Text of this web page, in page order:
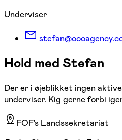
Underviser
Hold med Stefan
Der er i øjeblikket ingen
underviser. Kig gerne forbi
FOF's Landssekretariat